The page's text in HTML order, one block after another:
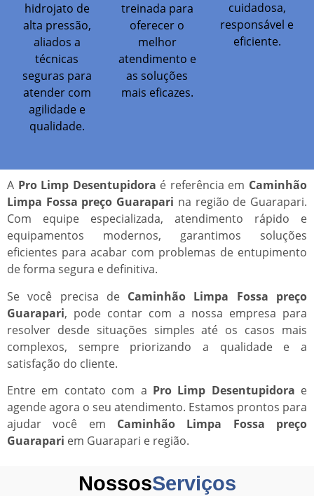
hidrojato de
alta pressão,
aliados a
técnicas
seguras para
atender com
agilidade e
qualidade.
treinada para
oferecer o
melhor
atendimento e
as soluções
mais eficazes.
cuidadosa,
responsável e
eficiente.
A Pro Limp Desentupidora é referência em Caminhão
Limpa Fossa preço Guarapari na região de Guarapari.
Com equipe especializada, atendimento rápido e
equipamentos modernos, garantimos soluções
eficientes para acabar com problemas de entupimento
de forma segura e definitiva.
Se você precisa de Caminhão Limpa Fossa preço
Guarapari, pode contar com a nossa empresa para
resolver desde situações simples até os casos mais
complexos, sempre priorizando a qualidade e a
satisfação do cliente.
Entre em contato com a Pro Limp Desentupidora e
agende agora o seu atendimento. Estamos prontos para
ajudar você em Caminhão Limpa Fossa preço
Guarapari em Guarapari e região.
NossosServiços